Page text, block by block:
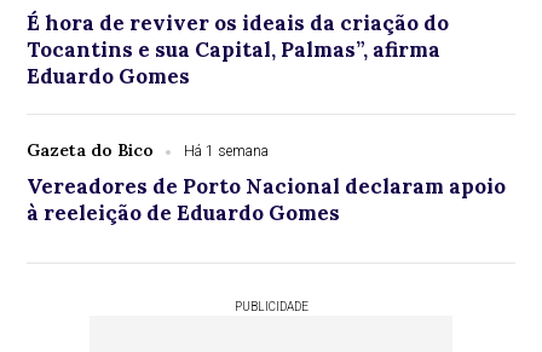
É hora de reviver os ideais da criação do
Tocantins e sua Capital, Palmas”, afirma
Eduardo Gomes
Gazeta do Bico Há 1 semana
Vereadores de Porto Nacional declaram apoio
à reeleição de Eduardo Gomes
PUBLICIDADE